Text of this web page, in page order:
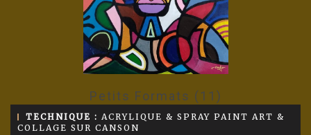
Petits Formats (11)
TECHNIQUE : ACRYLIQUE & SPRAY PAINT ART &
COLLAGE SUR CANSON